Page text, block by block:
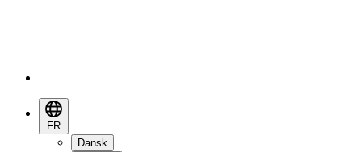
FR
Dansk